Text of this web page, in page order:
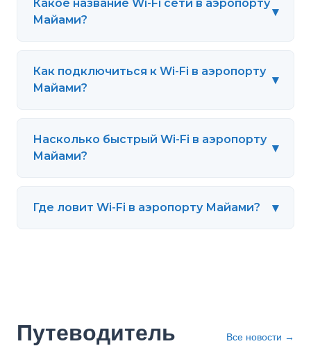
Какое название Wi-Fi сети в аэропорту
Майами?
▾
Как подключиться к Wi-Fi в аэропорту
Майами?
▾
Насколько быстрый Wi-Fi в аэропорту
Майами?
▾
Где ловит Wi-Fi в аэропорту Майами? ▾
Путеводитель Все новости →